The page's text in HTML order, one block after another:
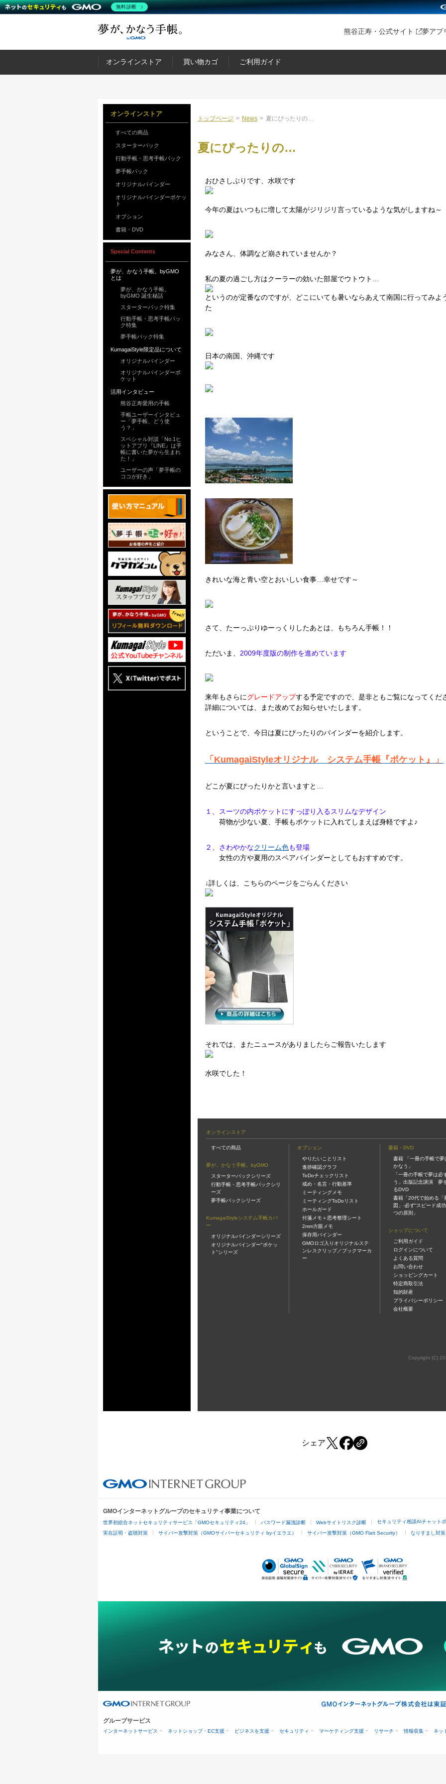
熊谷正寿・公式サイト 夢アプ
オンラインストア 買い物カゴ ご利用ガイド
オンラインストア
すべての商品
スターターパック
行動手帳・思考手帳パック
夢手帳パック
オリジナルバインダー
オリジナルバインダーポケッ
ト
オプション
書籍・DVD
Special Contents
夢が、かなう手帳。byGMO
とは
夢が、かなう手帳。
byGMO 誕生秘話
スターターパック特集
行動手帳・思考手帳パッ
ク特集
夢手帳パック特集
KumagaiStyle限定品について
オリジナルバインダー
オリジナルバインダーポ
ケット
活用インタビュー
熊谷正寿愛用の手帳
手帳ユーザーインタビュ
ー「夢手帳、どう使
う？」
スペシャル対談「No.1ヒ
ットアプリ『LINE』は手
帳に書いた夢から生まれ
た！」
ユーザーの声「夢手帳の
ココが好き」
トップページ > News > 夏にぴったりの…
夏にぴったりの…
おひさしぶりです、水咲です
今年の夏はいつもに増して太陽がジリジリ言っているような気がしますね～
みなさん、体調など崩されていませんか？
私の夏の過ごし方はクーラーの効いた部屋でウトウト…
というのが定番なのですが、どこにいても暑いならあえて南国に行ってみ
た
日本の南国、沖縄です
きれいな海と青い空とおいしい食事…幸せです～
さて、たーっぷりゆーっくりしたあとは、もちろん手帳！！
ただいま、 2009年度版の制作を進めています
来年もさらにグレードアップする予定ですので、是非ともご覧になってくだ
詳細については、また改めてお知らせいたします。
ということで、今日は夏にぴったりのバインダーを紹介します。
「KumagaiStyleオリジナル システム手帳『ポケット』」
どこが夏にぴったりかと言いますと…
１、スーツの内ポケットにすっぽり入るスリムなデザイン
荷物が少ない夏、手帳もポケットに入れてしまえば身軽ですよ♪
２、さわやかなクリーム色も登場
女性の方や夏用のスペアバインダーとしてもおすすめです。
↓詳しくは、こちらのページをごらんください
それでは、またニュースがありましたらご報告いたします
水咲でした！
オンラインストア
すべての商品
夢が、かなう手帳。byGMO
スターターパックシリーズ
行動手帳・思考手帳パックシリ
ーズ
夢手帳パックシリーズ
KumagaiStyleシステム手帳カバ
ー
オリジナルバインダーシリーズ
オリジナルバインダー"ポケッ
ト"シリーズ
オプション
やりたいことリスト
進捗確認グラフ
ToDoチェックリスト
戒め・名言・行動基準
ミーティングメモ
ミーティングToDoリスト
ホールガード
付箋メモ＋思考整理シート
2mm方眼メモ
保存用バインダー
GMOロゴ入りオリジナルステ
ンレスクリップ／ブックマーカ
ー
書籍・DVD
書籍 「一冊の手帳で夢
かなう」
「一冊の手帳で夢は必
う」出版記念講演 夢
るDVD
書籍「20代で始める「
図」-必ず“スピード成
つの原則」
ショップについて
ご利用ガイド
ログインについて
よくある質問
お問い合わせ
ショッピングカート
特定商取引法
知的財産
プライバシーポリシー
会社概要
Copyright (C)
シェア
GMOインターネットグループのセキュリティ事業について
世界初総合ネットセキュリティサービス「GMOセキュリティ24」 パスワード漏洩診断 Webサイトリスク診断 セキュリティ相談AIチャット
実在証明・盗聴対策 サイバー攻撃対策（GMOサイバーセキュリティ byイエラエ） サイバー攻撃対策（GMO Flatt Security） なりすまし対策
グループサービス
インターネットサービス ネットショップ・EC支援 ビジネスを支援 セキュリティ マーケティング支援 リサーチ 情報収集 ネッ
無料診断